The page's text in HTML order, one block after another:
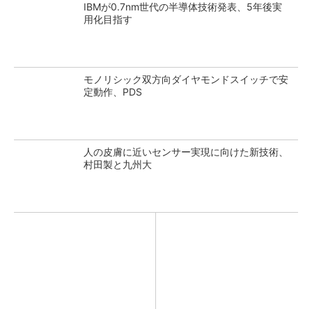
IBMが0.7nm世代の半導体技術発表、5年後実
用化目指す
モノリシック双方向ダイヤモンドスイッチで安
定動作、PDS
人の皮膚に近いセンサー実現に向けた新技術、
村田製と九州大